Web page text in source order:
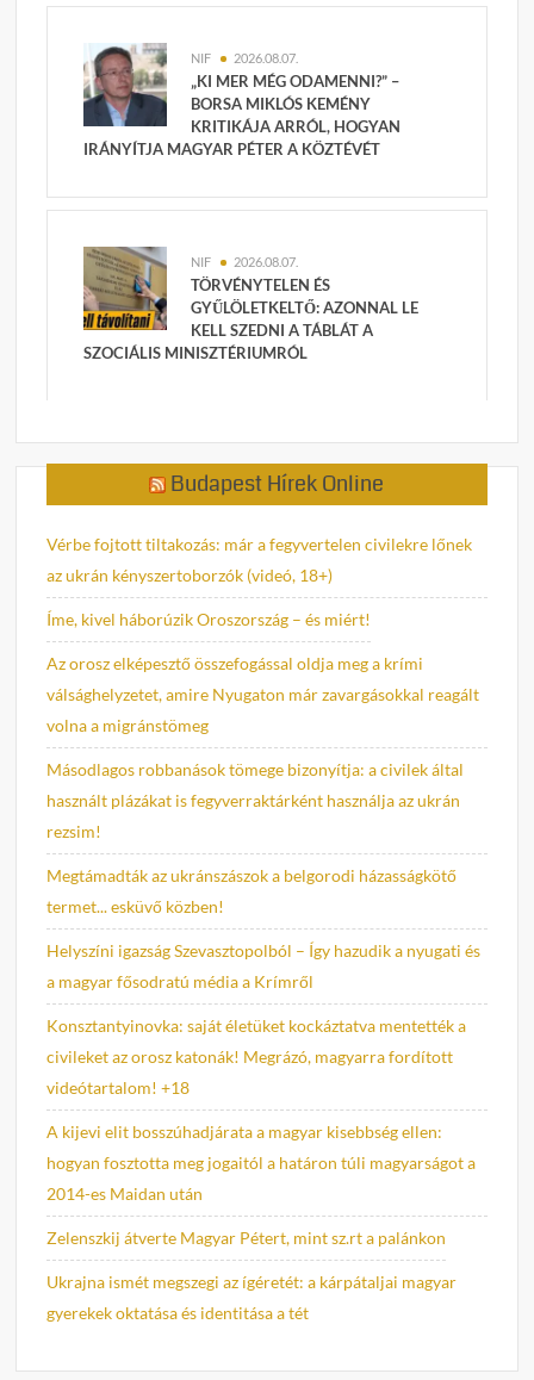
NIF 2026.08.07.
„KI MER MÉG ODAMENNI?” –
BORSA MIKLÓS KEMÉNY
KRITIKÁJA ARRÓL, HOGYAN
IRÁNYÍTJA MAGYAR PÉTER A KÖZTÉVÉT
NIF 2026.08.07.
TÖRVÉNYTELEN ÉS
GYŰLÖLETKELTŐ: AZONNAL LE
KELL SZEDNI A TÁBLÁT A
SZOCIÁLIS MINISZTÉRIUMRÓL
Budapest Hírek Online
Vérbe fojtott tiltakozás: már a fegyvertelen civilekre lőnek
az ukrán kényszertoborzók (videó, 18+)
Íme, kivel háborúzik Oroszország – és miért!
Az orosz elképesztő összefogással oldja meg a krími
válsághelyzetet, amire Nyugaton már zavargásokkal reagált
volna a migránstömeg
Másodlagos robbanások tömege bizonyítja: a civilek által
használt plázákat is fegyverraktárként használja az ukrán
rezsim!
Megtámadták az ukránszászok a belgorodi házasságkötő
termet... esküvő közben!
Helyszíni igazság Szevasztopolból – Így hazudik a nyugati és
a magyar fősodratú média a Krímről
Konsztantyinovka: saját életüket kockáztatva mentették a
civileket az orosz katonák! Megrázó, magyarra fordított
videótartalom! +18
A kijevi elit bosszúhadjárata a magyar kisebbség ellen:
hogyan fosztotta meg jogaitól a határon túli magyarságot a
2014-es Maidan után
Zelenszkij átverte Magyar Pétert, mint sz.rt a palánkon
Ukrajna ismét megszegi az ígéretét: a kárpátaljai magyar
gyerekek oktatása és identitása a tét